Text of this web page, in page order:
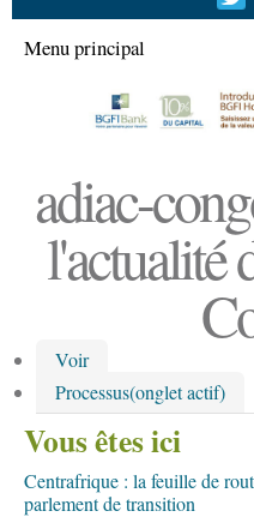
Menu principal
adiac-
l'actualité
Voir
Processus(onglet actif)
Vous êtes ici
Centrafrique : la feuille de
parlement de transition